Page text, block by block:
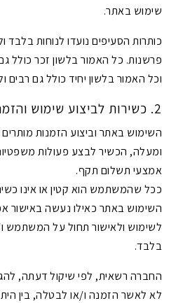
שימוש באתר.
כותרות הסעיפים נועדו לנוחות בלבד
פרשנות. כל האמור בלשון זכר כולל
וכל האמור בלשון יחיד כולל גם רבים
2. כשירות לביצוע שימוש והזמנות
ומעלה, הכשיר לבצע פעולות
אמצעי תשלום תקף.
ככל שהמשתמש הוא קטין או אינו
השימוש באתר כאילו נעשה באישור
לשימוש ולאישור תחול על המשתמש
בלבד.
החברה רשאית, לפי שיקול דעתה,
לא לאשר הזמנה ו/או לבטלה, בין